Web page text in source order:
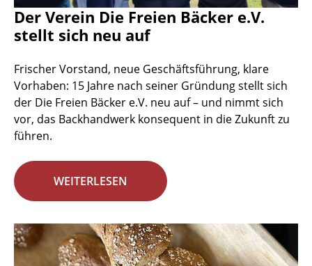
Der Verein Die Freien Bäcker e.V.
stellt sich neu auf
Frischer Vorstand, neue Geschäftsführung, klare
Vorhaben: 15 Jahre nach seiner Gründung stellt sich
der Die Freien Bäcker e.V. neu auf – und nimmt sich
vor, das Backhandwerk konsequent in die Zukunft zu
führen.
WEITERLESEN